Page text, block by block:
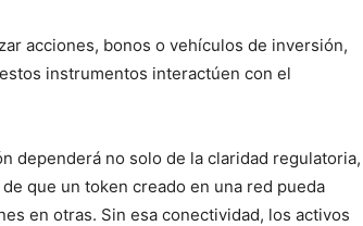
acciones, bonos o vehículos de inversión,
instrumentos interactúen con el
dependerá no solo de la claridad regulatoria,
que un token creado en una red pueda
en otras. Sin esa conectividad, los activos